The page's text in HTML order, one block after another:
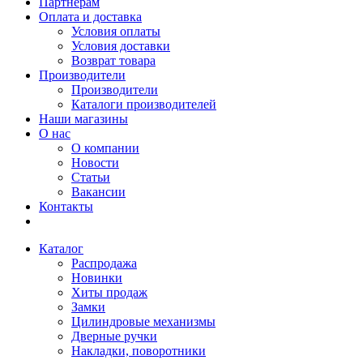
Оплата и доставка
Условия оплаты
Условия доставки
Возврат товара
Производители
Производители
Каталоги производителей
Наши магазины
О нас
О компании
Новости
Статьи
Вакансии
Контакты
Каталог
Распродажа
Новинки
Хиты продаж
Замки
Цилиндровые механизмы
Дверные ручки
Накладки, поворотники